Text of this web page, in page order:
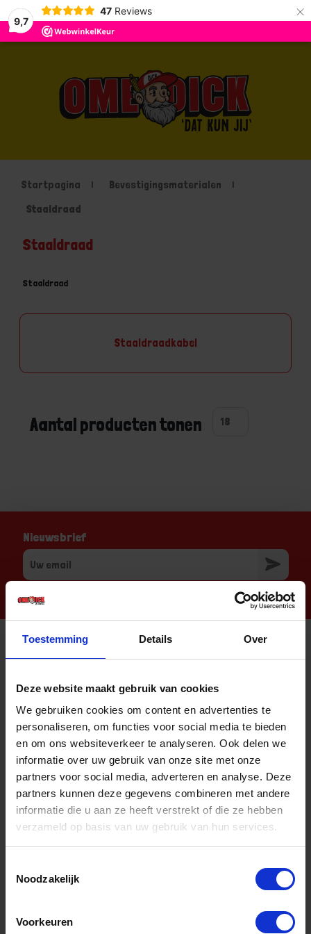
Toestemming Details Over
Deze website maakt gebruik van cookies
We gebruiken cookies om content en advertenties te
personaliseren, om functies voor social media te bieden
en om ons websiteverkeer te analyseren. Ook delen we
informatie over uw gebruik van onze site met onze
partners voor social media, adverteren en analyse. Deze
partners kunnen deze gegevens combineren met andere
informatie die u aan ze heeft verstrekt of die ze hebben
verzameld op basis van uw gebruik van hun services.
Noodzakelijk
Voorkeuren
9,7
47 Reviews ×
Startpagina
Bevestigingsmaterialen
Staaldraad
Staaldraad
Staaldraad
Staaldraadkabel
Aantal producten tonen
Nieuwsbrief
Informatie
Sitemap
Algemene voorwaarden Ome Dick
Over Ome Dick
Klachtenregeling Ome Dick
Retouren & Garantie Ome Dick
Privacyverklaring Ome Dick
Klantenservice